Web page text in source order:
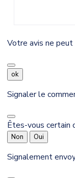
Votre avis ne
ok
Signaler le
Êtes-vous certain
Non Oui
Signalement